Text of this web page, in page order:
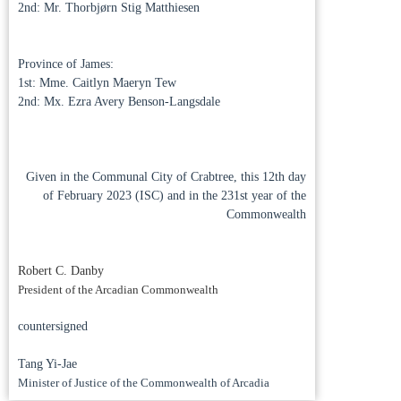
2nd: Mr. Thorbjørn Stig Matthiesen
Province of James:
1st: Mme. Caitlyn Maeryn Tew
2nd: Mx. Ezra Avery Benson-Langsdale
Given in the Communal City of Crabtree, this 12th day
of February 2023 (ISC) and in the 231st year of the
Commonwealth
Robert C. Danby
President of the Arcadian Commonwealth
countersigned
Tang Yi-Jae
Minister of Justice of the Commonwealth of Arcadia